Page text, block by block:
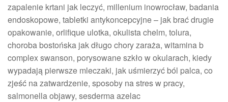
zapalenie krtani jak leczyć, millenium inowrocław, badania
endoskopowe, tabletki antykoncepcyjne – jak brać drugie
opakowanie, orlifique ulotka, okulista chelm, tolura,
choroba bostońska jak długo chory zaraża, witamina b
complex swanson, porysowane szkło w okularach, kiedy
wypadają pierwsze mleczaki, jak uśmierzyć ból palca, co
zjeść na zatwardzenie, sposoby na stres w pracy,
salmonella objawy, sesderma azelac